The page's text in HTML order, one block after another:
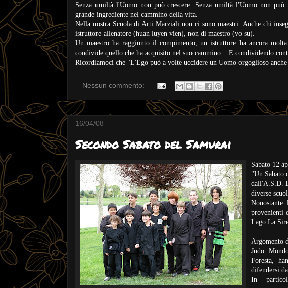
Senza umiltà l'Uomo non può crescere. Senza umiltà l'Uomo non
grande ingrediente nel cammino della vita.
Nella nostra Scuola di Arti Marziali non ci sono maestri. Anche chi
istruttore-allenatore (huan luyen vien), non di maestro (vo su).
Un maestro ha raggiunto il compimento, un istruttore ha ancora
condivide quello che ha acquisito nel suo cammino... E condividendo
Ricordiamoci che "L'Ego può a volte uccidere un Uomo orgoglioso
Nessun commento:
16/04/08
Secondo Sabato del Samurai
Sabato 12
"Un Sabato
dall'A.S.D.
diverse
provenienti
Lago La
Argomento
Judo
Foresta,
difendersi
In